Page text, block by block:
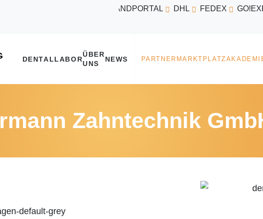
VERSANDPORTAL DHL FEDEX
Zahntechnik